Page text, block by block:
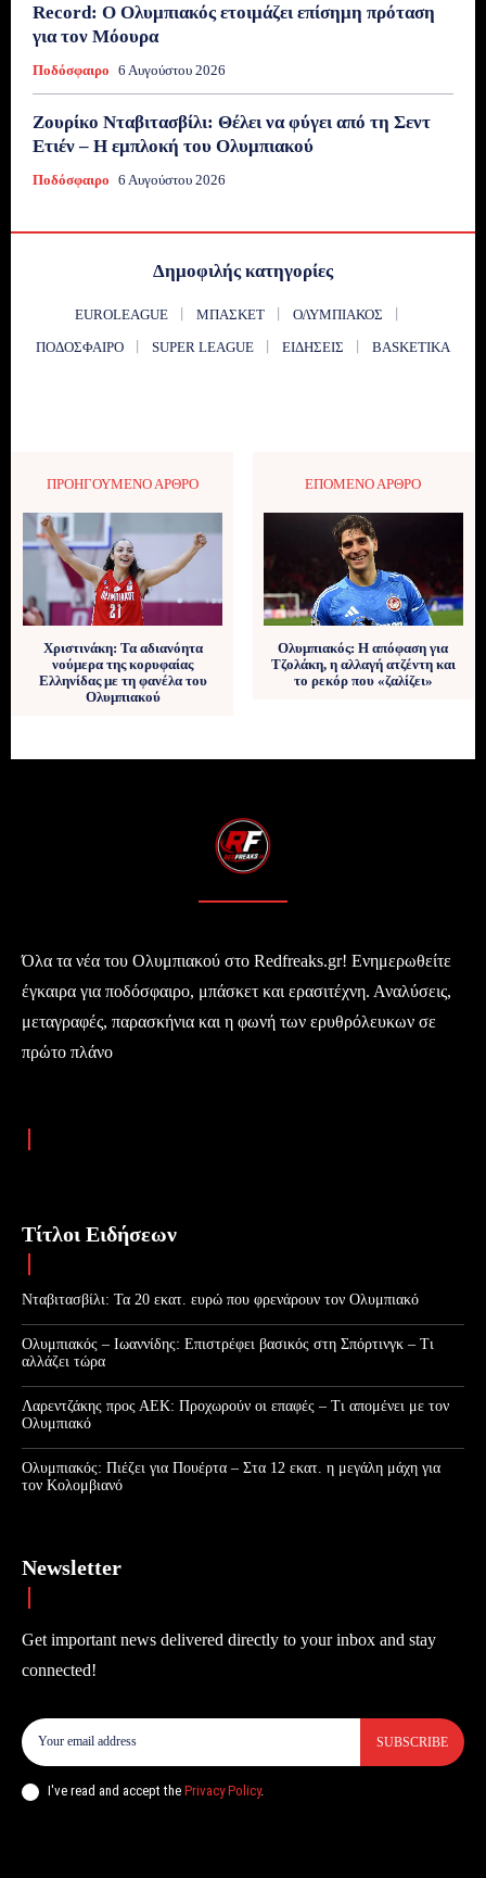
Record: Ο Ολυμπιακός ετοιμάζει επίσημη πρόταση
για τον Μόουρα
Ποδόσφαιρο 6 Αυγούστου 2026
Ζουρίκο Νταβιτασβίλι: Θέλει να φύγει από τη Σεντ
Ετιέν – Η εμπλοκή του Ολυμπιακού
Ποδόσφαιρο 6 Αυγούστου 2026
Δημοφιλής κατηγορίες
EUROLEAGUE ΜΠΆΣΚΕΤ
ΟΛΥΜΠΙΑΚΌΣ
ΠΟΔΌΣΦΑΙΡΟ
SUPER LEAGUE ΕΙΔΉΣΕΙΣ BASKETIKA
ΠΡΟΗΓΟΎΜΕΝΟ ΆΡΘΡΟ
Χριστινάκη: Τα αδιανόητα
νούμερα της κορυφαίας
Ελληνίδας με τη φανέλα του
Ολυμπιακού
ΕΠΌΜΕΝΟ ΆΡΘΡΟ
Ολυμπιακός: Η απόφαση για
Τζολάκη, η αλλαγή ατζέντη και
το ρεκόρ που «ζαλίζει»
Όλα τα νέα του Ολυμπιακού στο Redfreaks.gr! Ενημερωθείτε
έγκαιρα για ποδόσφαιρο, μπάσκετ και ερασιτέχνη. Αναλύσεις,
μεταγραφές, παρασκήνια και η φωνή των ερυθρόλευκων σε
πρώτο πλάνο
Τίτλοι Ειδήσεων
Νταβιτασβίλι: Τα 20 εκατ. ευρώ που φρενάρουν τον Ολυμπιακό
Ολυμπιακός – Ιωαννίδης: Επιστρέφει βασικός στη Σπόρτινγκ – Τι
αλλάζει τώρα
Λαρεντζάκης προς ΑΕΚ: Προχωρούν οι επαφές – Τι απομένει με τον
Ολυμπιακό
Ολυμπιακός: Πιέζει για Πουέρτα – Στα 12 εκατ. η μεγάλη μάχη για
τον Κολομβιανό
Newsletter
Get important news delivered directly to your inbox and stay
connected!
SUBSCRIBE
I've read and accept the Privacy Policy.